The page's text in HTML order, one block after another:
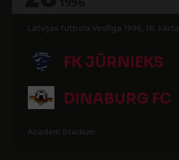
Latvijas futbola Virslīga 1996, 16. kārta
FK JŪRNIEKS
DINABURG FC
Academ Stadium